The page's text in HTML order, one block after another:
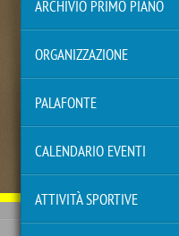
ARCHIVIO PRIMO PIANO
ORGANIZZAZIONE
PALAFONTE
CALENDARIO EVENTI
ATTIVITÀ SPORTIVE